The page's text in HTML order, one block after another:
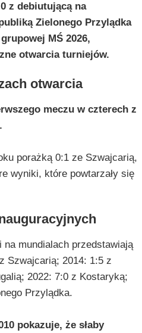
z debiutującą na
Zielonego Przylądka
MŚ 2026,
otwarcia turniejów.
otwarcia
meczu w czterech z
porażką 0:1 ze Szwajcarią,
wyniki, które powtarzały się
mundialach przedstawiają
Szwajcarią; 2014: 1:5 z
2022: 7:0 z Kostaryką;
Przylądka.
pokazuje, że słaby